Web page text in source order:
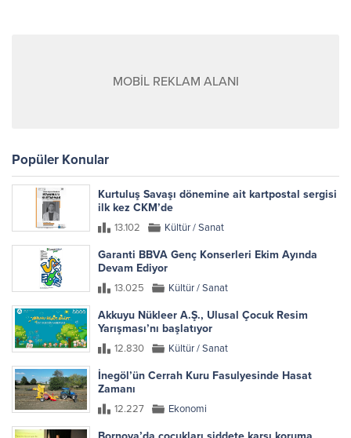
MOBİL REKLAM ALANI
Popüler Konular
Kurtuluş Savaşı dönemine ait kartpostal sergisi
ilk kez CKM’de
13.102 Kültür / Sanat
Garanti BBVA Genç Konserleri Ekim Ayında
Devam Ediyor
13.025 Kültür / Sanat
Akkuyu Nükleer A.Ş., Ulusal Çocuk Resim
Yarışması’nı başlatıyor
12.830 Kültür / Sanat
İnegöl’ün Cerrah Kuru Fasulyesinde Hasat
Zamanı
12.227 Ekonomi